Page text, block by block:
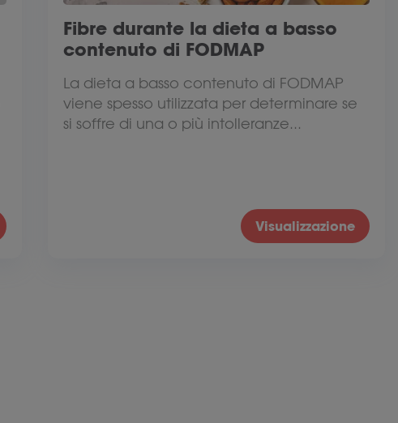
Fibre durante la dieta a basso
contenuto di FODMAP
La dieta a basso contenuto di FODMAP
viene spesso utilizzata per determinare se
si soffre di una o più intolleranze...
Visualizzazione